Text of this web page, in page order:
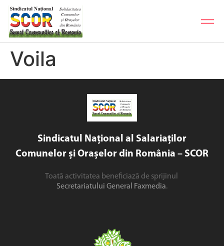
Voila
Sindicatul Național al Salariaților
Comunelor și Orașelor din România – SCOR
Toată activitatea beneficiază de sprijinul
Secretariatului General Faxmedia.